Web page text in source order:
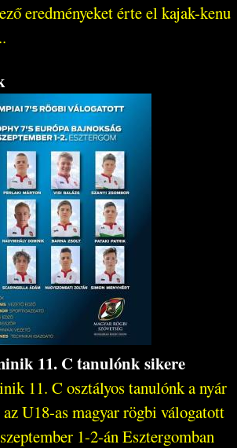
eredményeket érte el kajak-kenu
11. C tanulónk sikere
11. C osztályos tanulónk a nyár
U18-as magyar rögbi válogatott
1-2-án Esztergomban